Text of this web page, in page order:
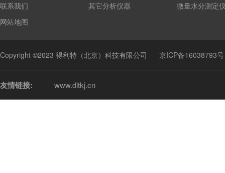
联系我们
网站地图
其它分析仪器
微量水分测定
Copyright ©2023 得利特（北京）科技有限公司 京ICP备16038793号
友情链接: www.dltkj.cn